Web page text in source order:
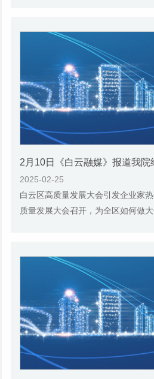
2025-02-25
白云区高质量发展大会引发企业家
质量发展大会召开，为全区如何做